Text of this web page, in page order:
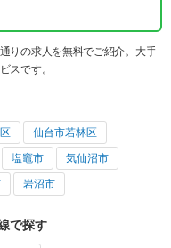
りの求人を無料でご紹介。大手
スです。
仙台市若林区
塩竈市 気仙沼市
岩沼市
で探す